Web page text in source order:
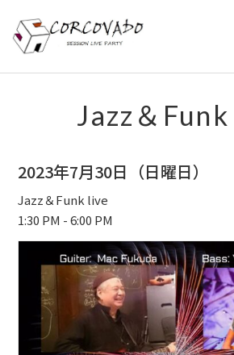
SCHEDULE
MENU
ACCESS
CONTACT
Jazz＆
2023年7月30日（日曜日）
Jazz＆Funk live
1:30 PM - 6:00 PM